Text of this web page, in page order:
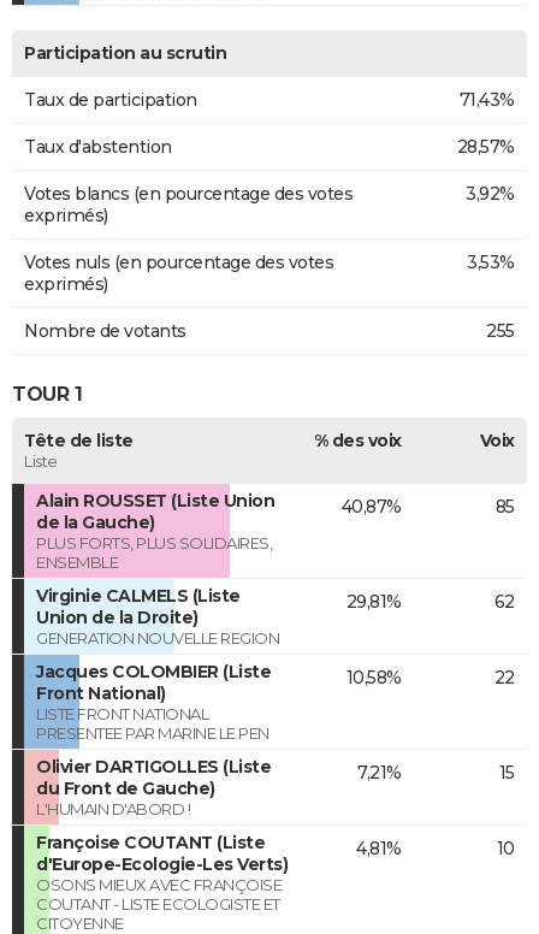
Participation au scrutin
Taux de participation 71,43%
Taux d'abstention 28,57%
Votes blancs (en pourcentage des votes
exprimés)
3,92%
Votes nuls (en pourcentage des votes
exprimés)
3,53%
Nombre de votants 255
TOUR 1
Tête de liste
Liste
% des voix Voix
Alain ROUSSET (Liste Union
de la Gauche)
PLUS FORTS, PLUS SOLIDAIRES,
ENSEMBLE
40,87% 85
Virginie CALMELS (Liste
Union de la Droite)
GENERATION NOUVELLE REGION
29,81% 62
Jacques COLOMBIER (Liste
Front National)
LISTE FRONT NATIONAL
PRESENTEE PAR MARINE LE PEN
10,58% 22
Olivier DARTIGOLLES (Liste
du Front de Gauche)
L'HUMAIN D'ABORD !
7,21% 15
Françoise COUTANT (Liste
d'Europe-Ecologie-Les Verts)
OSONS MIEUX AVEC FRANÇOISE
COUTANT - LISTE ECOLOGISTE ET
CITOYENNE
4,81% 10